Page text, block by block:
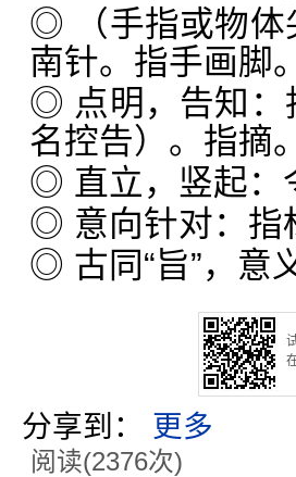
◎ （手指或物体
南针。指手画脚。
◎ 点明，告知：
名控告）。指摘
◎ 直立，竖起：
◎ 意向针对：指
◎ 古同“旨”，意
分享到： 更多
阅读(2376次)